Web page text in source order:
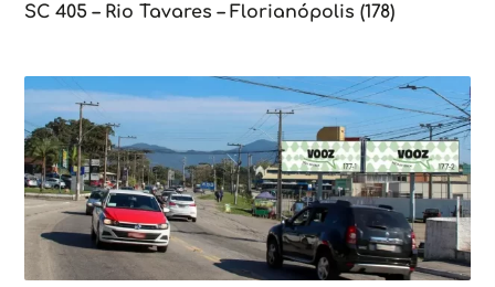
SC 405 – Rio Tavares – Florianópolis (178)